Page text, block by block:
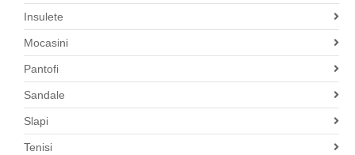
Insulete
Mocasini
Pantofi
Sandale
Slapi
Tenisi